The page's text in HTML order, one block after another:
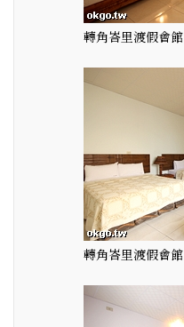
轉角峇里渡假會館
轉角峇里渡假會館